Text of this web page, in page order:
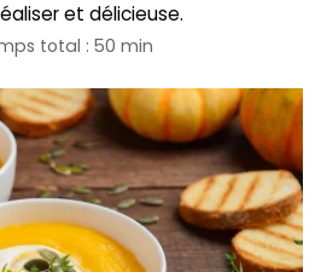
et délicieuse.
total : 50 min